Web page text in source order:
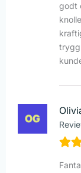
godt
trygg